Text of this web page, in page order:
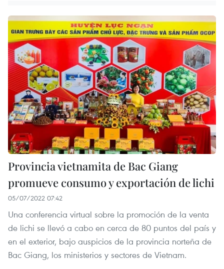
Provincia vietnamita de Bac Giang
promueve consumo y exportación de lichi
05/07/2022 07:42
Una conferencia virtual sobre la promoción de la venta
de lichi se llevó a cabo en cerca de 80 puntos del país y
en el exterior, bajo auspicios de la provincia norteña de
Bac Giang, los ministerios y sectores de Vietnam.